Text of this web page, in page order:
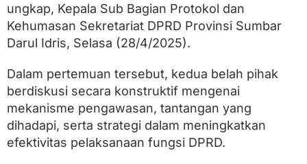
u
l
t
a
i
P
l
k
s
ungkap, Kepala Sub Bagian Protokol dan
Kehumasan Sekretariat DPRD Provinsi Sumbar
Darul Idris, Selasa (28/4/2025).
Dalam pertemuan tersebut, kedua belah pihak
berdiskusi secara konstruktif mengenai
mekanisme pengawasan, tantangan yang
dihadapi, serta strategi dalam meningkatkan
efektivitas pelaksanaan fungsi DPRD.